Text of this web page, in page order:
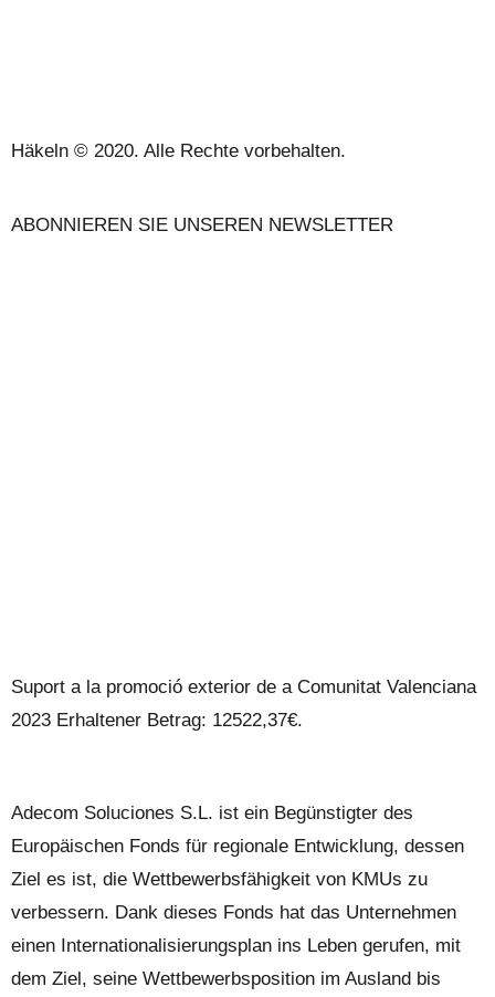
Häkeln © 2020. Alle Rechte vorbehalten.
ABONNIEREN SIE UNSEREN NEWSLETTER
Suport a la promoció exterior de a Comunitat Valenciana
2023 Erhaltener Betrag: 12522,37€.
Adecom Soluciones S.L. ist ein Begünstigter des
Europäischen Fonds für regionale Entwicklung, dessen
Ziel es ist, die Wettbewerbsfähigkeit von KMUs zu
verbessern. Dank dieses Fonds hat das Unternehmen
einen Internationalisierungsplan ins Leben gerufen, mit
dem Ziel, seine Wettbewerbsposition im Ausland bis